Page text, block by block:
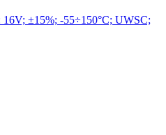
±15%; -55÷150°C; UWSC;